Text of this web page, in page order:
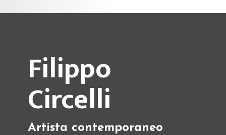
Filippo
Circelli
Artista contemporaneo